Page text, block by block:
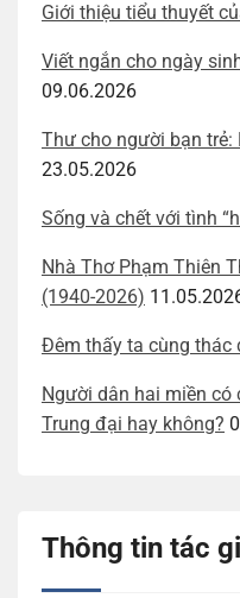
Giới thiệu tiểu thuyết
Viết ngắn cho ngày
09.06.2026
Thư cho người bạn
23.05.2026
Sống và chết với tình
Nhà Thơ Phạm Thiên
(1940-2026)
Đêm thấy ta cùng thác
Người dân hai miền
Trung đại hay không?
Thông tin tác